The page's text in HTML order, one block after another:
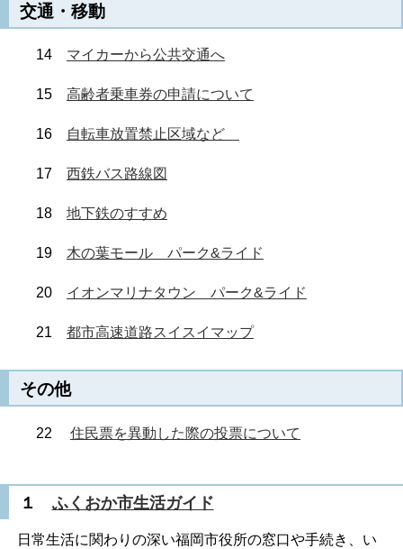
交通・移動
14 マイカーから公共交通へ
15 高齢者乗車券の申請について
16 自転車放置禁止区域など
17 西鉄バス路線図
18 地下鉄のすすめ
19 木の葉モール パーク&ライド
20 イオンマリナタウン パーク&ライド
21 都市高速道路スイスイマップ
その他
22 住民票を異動した際の投票について
１ ふくおか市生活ガイド
日常生活に関わりの深い福岡市役所の窓口や手続き、い